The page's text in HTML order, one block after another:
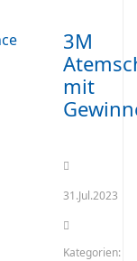
3M
mit
31.Jul.2023
Kategorien: